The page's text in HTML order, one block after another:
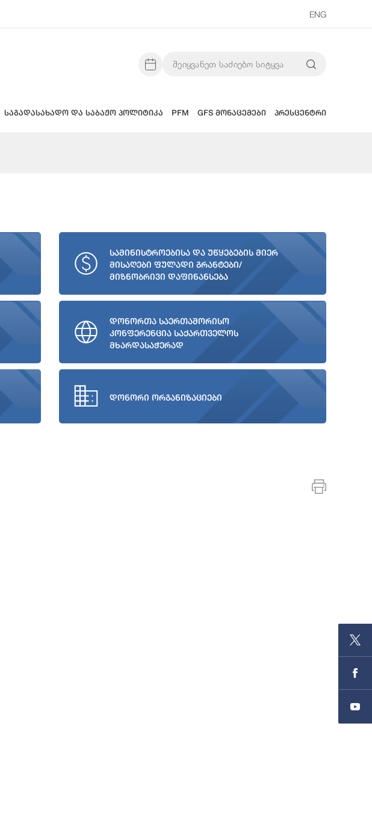
ENG
საგადასახადო და საბაჟო პოლიტიკა PFM GFS მონაცემები პრესცენტრი
სამინისტროებისა და უწყებების მიერ
მისაღები ფულადი გრანტები/
მიზნობრივი დაფინანსება
დონორთა საერთაშორისო
კონფერენცია საქართველოს
მხარდასაჭერად
დონორი ორგანიზაციები